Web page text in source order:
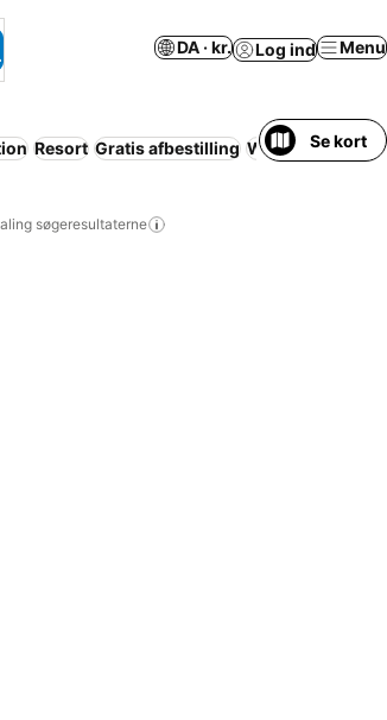
DA · kr. Log ind Menu
Resort Gratis afbestilling Wi-fi Lejlighed
Se kort
søgeresultaterne